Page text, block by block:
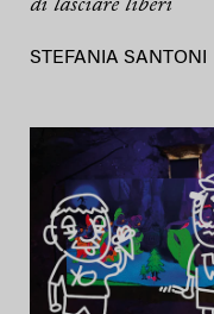
di lasciare liberi
STEFANIA SANTONI